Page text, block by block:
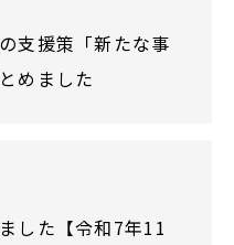
支援策「新たな事
めました
した【令和7年11